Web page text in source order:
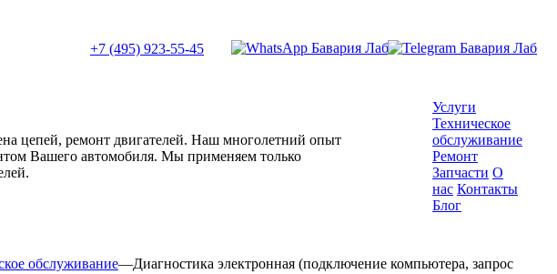
+7 (495) 923-55-45
цепей, ремонт двигателей. Наш многолетний опыт
Вашего автомобиля. Мы применяем только
Услуги
Техническое
обслуживание
Ремонт
Запчасти О
нас Контакты
Блог
обслуживание—Диагностика электронная (подключение компьютера, запрос